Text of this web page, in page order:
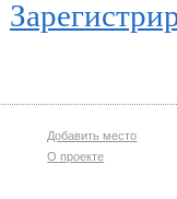
Добавить место
О проекте